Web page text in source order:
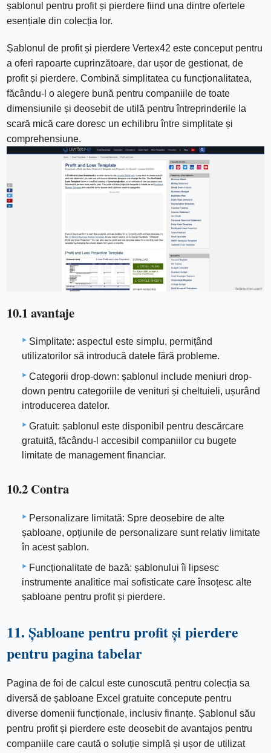
șablonul pentru profit și pierdere fiind una dintre ofertele
esențiale din colecția lor.
Șablonul de profit și pierdere Vertex42 este conceput pentru
a oferi rapoarte cuprinzătoare, dar ușor de gestionat, de
profit și pierdere. Combină simplitatea cu funcționalitatea,
făcându-l o alegere bună pentru companiile de toate
dimensiunile și deosebit de utilă pentru întreprinderile la
scară mică care doresc un echilibru între simplitate și
comprehensiune.
10.1 avantaje
Simplitate: aspectul este simplu, permițând
utilizatorilor să introducă datele fără probleme.
Categorii drop-down: șablonul include meniuri drop-
down pentru categoriile de venituri și cheltuieli, ușurând
introducerea datelor.
Gratuit: șablonul este disponibil pentru descărcare
gratuită, făcându-l accesibil companiilor cu bugete
limitate de management financiar.
10.2 Contra
Personalizare limitată: Spre deosebire de alte
șabloane, opțiunile de personalizare sunt relativ limitate
în acest șablon.
Funcționalitate de bază: șablonului îi lipsesc
instrumente analitice mai sofisticate care însoțesc alte
șabloane pentru profit și pierdere.
11. Șabloane pentru profit și pierdere
pentru pagina tabelar
Pagina de foi de calcul este cunoscută pentru colecția sa
diversă de șabloane Excel gratuite concepute pentru
diverse domenii funcționale, inclusiv finanțe. Șablonul său
pentru profit și pierdere este deosebit de avantajos pentru
companiile care caută o soluție simplă și ușor de utilizat